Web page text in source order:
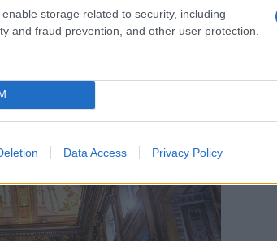
storage related to security, including
and fraud prevention, and other user protection.
Data Access Privacy Policy